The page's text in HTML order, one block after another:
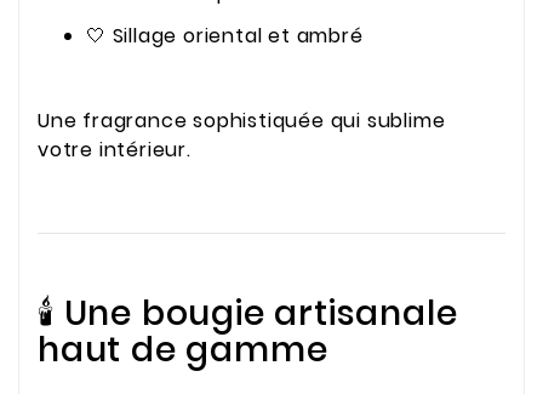
🤍 Sillage oriental et ambré
Une fragrance sophistiquée qui sublime
votre intérieur.
🕯️ Une bougie artisanale
haut de gamme